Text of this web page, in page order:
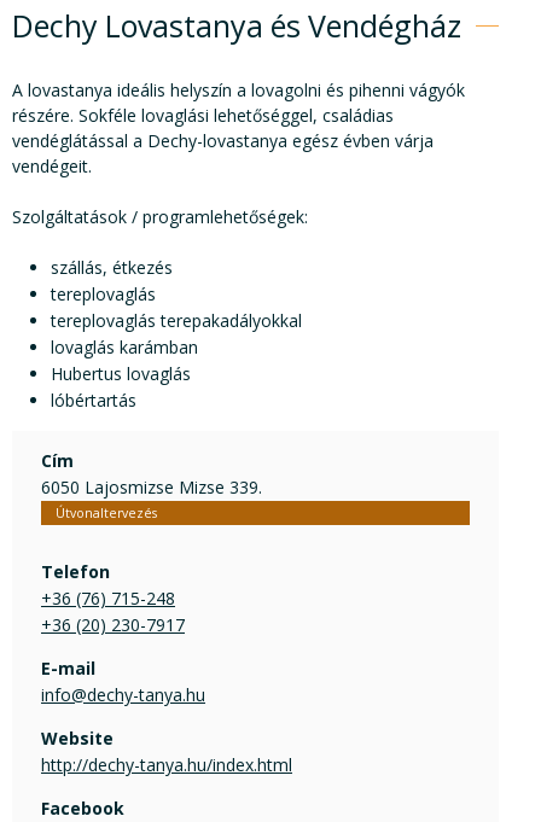
Dechy Lovastanya és Vendégház
A lovastanya ideális helyszín a lovagolni és pihenni vágyók
részére. Sokféle lovaglási lehetőséggel, családias
vendéglátással a Dechy-lovastanya egész évben várja
vendégeit.
Szolgáltatások / programlehetőségek:
szállás, étkezés
tereplovaglás
tereplovaglás terepakadályokkal
lovaglás karámban
Hubertus lovaglás
lóbértartás
Cím
6050 Lajosmizse Mizse 339.
Útvonaltervezés
Telefon
+36 (76) 715-248
+36 (20) 230-7917
E-mail
info@dechy-tanya.hu
Website
http://dechy-tanya.hu/index.html
Facebook